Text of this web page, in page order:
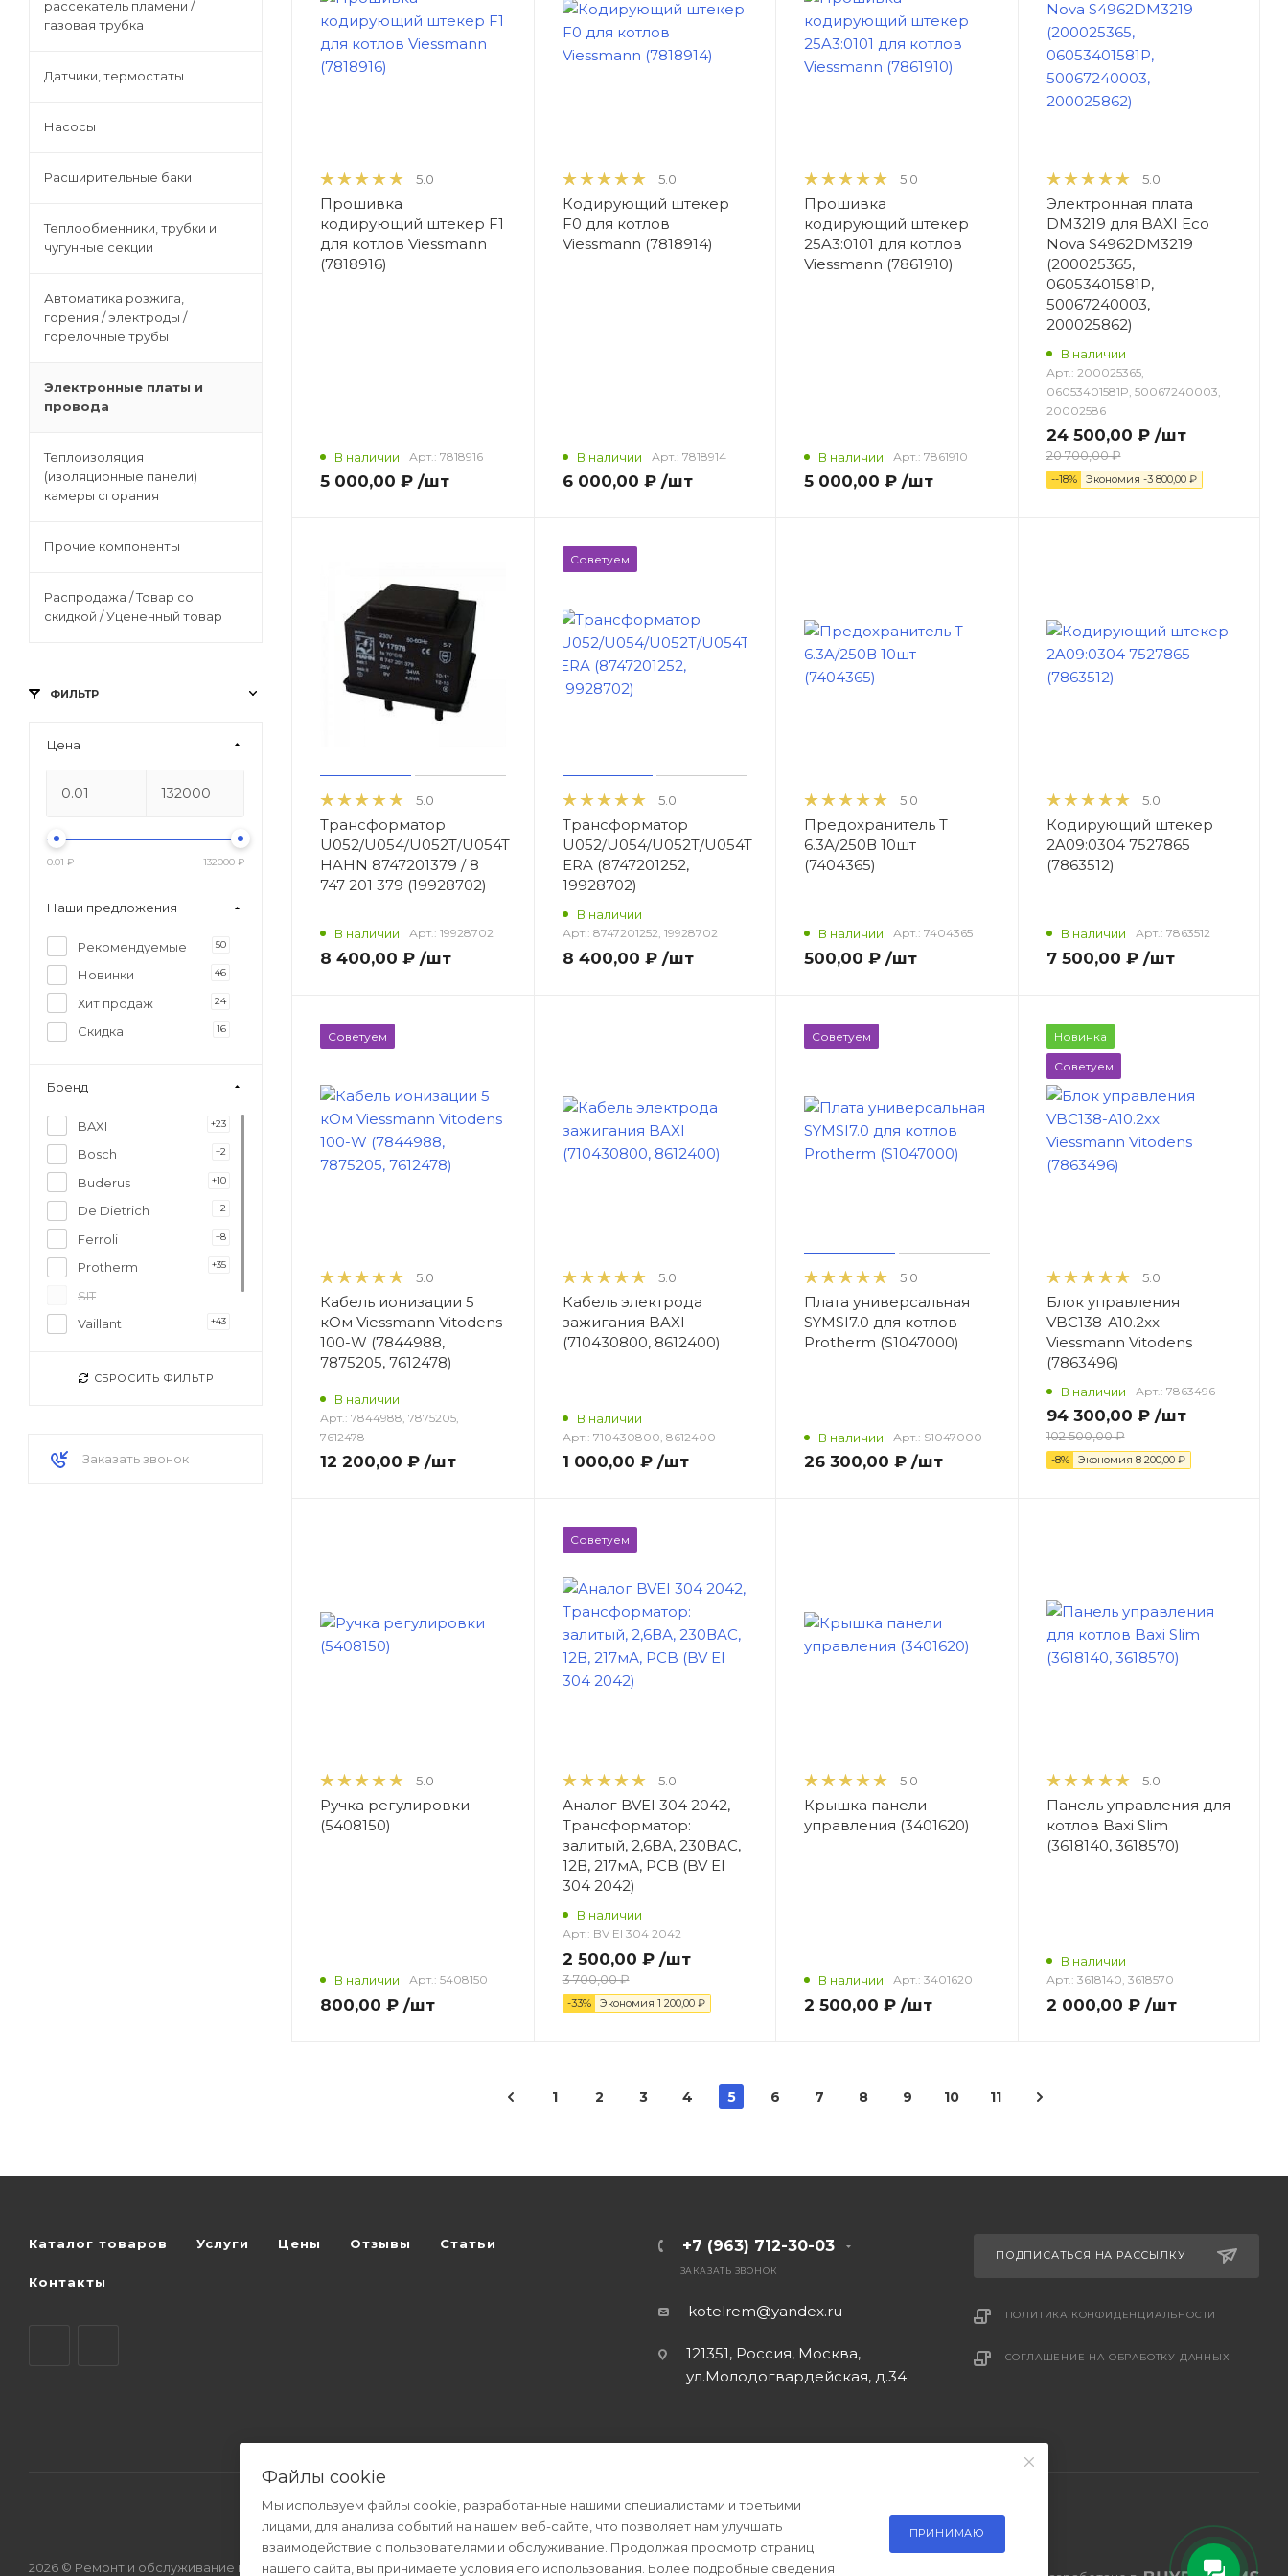
рассекатель пламени /
газовая трубка
Датчики, термостаты
Насосы
Расширительные баки
Теплообменники, трубки и
чугунные секции
Автоматика розжига,
горения / электроды /
горелочные трубы
Электронные платы и
провода
Теплоизоляция
(изоляционные панели)
камеры сгорания
Прочие компоненты
Распродажа / Товар со
скидкой / Уцененный товар
ФИЛЬТР
Цена
0.01 ₽ 132000 ₽
Наши предложения
Рекомендуемые 50
Новинки 46
Хит продаж 24
Скидка 16
Бренд
BAXI +23
Bosch +2
Buderus +10
De Dietrich +2
Ferroli +8
Protherm +35
SIT
Vaillant
+43
WOLF
СБРОСИТЬ ФИЛЬТР
Заказать звонок
5.0
Прошивка
кодирующий штекер F1
для котлов Viessmann
(7818916)
В наличии Арт.: 7818916
5 000,00 ₽ /шт
5.0
Кодирующий штекер
F0 для котлов
Viessmann (7818914)
В наличии Арт.: 7818914
6 000,00 ₽/шт
5.0
Прошивка
кодирующий штекер
25A3:0101 для котлов
Viessmann (7861910)
В наличии Арт.: 7861910
5 000,00 ₽ /шт
5.0
Электронная плата
DM3219 для BAXI Eco
Nova S4962DM3219
(200025365,
06053401581P,
50067240003,
200025862)
В наличии
Арт.: 200025365,
06053401581P, 50067240003,
20002586
24 500,00 ₽/шт
20 700,00 ₽
--18% Экономия -3 800,00 ₽
5.0
Трансформатор
U052/U054/U052T/U054T
HAHN 8747201379 / 8
747 201 379 (19928702)
В наличии Арт.: 19928702
8 400,00 ₽ /шт
Советуем
5.0
Трансформатор
U052/U054/U052T/U054T
ERA (8747201252,
19928702)
В наличии
Арт.: 8747201252, 19928702
8 400,00 ₽/шт
5.0
Предохранитель Т
6.3A/250В 10шт
(7404365)
В наличии Арт.: 7404365
500,00 ₽ /шт
5.0
Кодирующий штекер
2A09:0304 7527865
(7863512)
В наличии Арт.: 7863512
7 500,00 ₽/шт
Советуем
5.0
Кабель ионизации 5
кОм Viessmann Vitodens
100-W (7844988,
7875205, 7612478)
В наличии
Арт.: 7844988, 7875205,
7612478
12 200,00 ₽ /шт
5.0
Кабель электрода
зажигания BAXI
(710430800, 8612400)
В наличии
Арт.: 710430800, 8612400
1 000,00 ₽/шт
Советуем
5.0
Плата универсальная
SYMSI7.0 для котлов
Protherm (S1047000)
В наличии Арт.: S1047000
26 300,00 ₽ /шт
Новинка
Советуем
5.0
Блок управления
VBC138-A10.2xx
Viessmann Vitodens
(7863496)
В наличии Арт.: 7863496
94 300,00 ₽/шт
102 500,00 ₽
-8% Экономия 8 200,00 ₽
5.0
Ручка регулировки
(5408150)
В наличии Арт.: 5408150
800,00 ₽ /шт
Советуем
5.0
Аналог BVEI 304 2042,
Трансформатор:
залитый, 2,6ВА, 230ВAC,
12В, 217мА, PCB (BV EI
304 2042)
В наличии
Арт.: BV EI 304 2042
2 500,00 ₽/шт
3 700,00 ₽
-33% Экономия 1 200,00 ₽
5.0
Крышка панели
управления (3401620)
В наличии Арт.: 3401620
2 500,00 ₽ /шт
5.0
Панель управления для
котлов Baxi Slim
(3618140, 3618570)
В наличии
Арт.: 3618140, 3618570
2 000,00 ₽/шт
1 2 3 4 5 6 7 8 9 10 11
Каталог товаров Услуги Цены Отзывы Статьи
Контакты
+7 (963) 712-30-03
ЗАКАЗАТЬ ЗВОНОК
kotelrem@yandex.ru
121351, Россия, Москва,
ул.Молодогвардейская, д.34
ПОДПИСАТЬСЯ НА РАССЫЛКУ
ПОЛИТИКА КОНФИДЕНЦИАЛЬНОСТИ
СОГЛАШЕНИЕ НА ОБРАБОТКУ ДАННЫХ
2026 © Ремонт и обслуживание котлов отопления.
Файлы cookie
Мы используем файлы cookie, разработанные нашими специалистами и третьими
лицами, для анализа событий на нашем веб-сайте, что позволяет нам улучшать
взаимодействие с пользователями и обслуживание. Продолжая просмотр страниц
нашего сайта, вы принимаете условия его использования. Более подробные сведения
ПРИНИМАЮ
чугунные секции
Автоматика розжига, горения /
Электронные платы и провода
панели) камеры сгорания
/ Уцененный товар